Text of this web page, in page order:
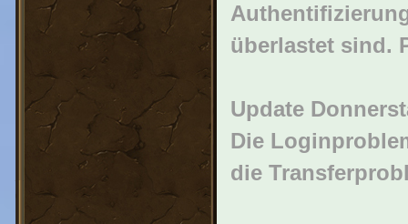
überlastet sind.
Update
Die
die